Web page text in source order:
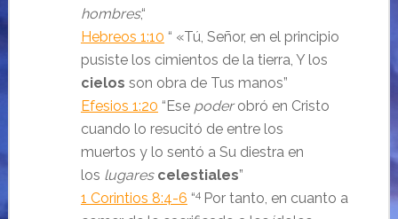
hombres,“
Hebreos 1:10 “ «Tú, Señor, en el principio
pusiste los cimientos de la tierra Y los
cielos son obra de Tus manos”
Efesios 1:20 “Ese poderobró en Cristo
cuando lo resucitó de entre los
muertos y lo sentó a Su diestra en
los lugares celestiales”
1 Corintios 8:4-6 “4 Por tanto, en cuanto a